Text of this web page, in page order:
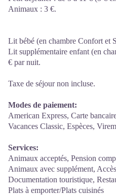
Animaux : 3 €.
Lit bébé (en chambre Confort et
Lit supplémentaire enfant (en
€ par nuit.
Taxe de séjour non incluse.
Modes de paiement:
American Express, Carte
Vacances Classic, Espèces,
Services:
Animaux acceptés, Pension
Animaux avec supplément,
Documentation touristique,
Plats à emporter/Plats cuisinés